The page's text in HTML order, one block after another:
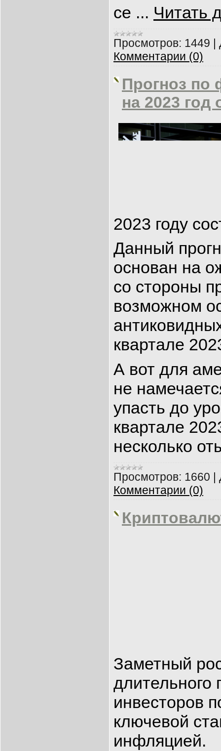
се ... Читать
Просмотров: 1449 |
Комментарии (0)
Прогноз по
на 2023 год
2023 году
Данный
основан на
со стороны
возможном
квартале
А вот для
не
упасть до
квартале
несколько
Просмотров: 1660 |
Комментарии (0)
Заметный
инвесторов
ключевой
инфляцией.